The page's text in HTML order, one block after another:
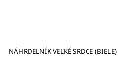
NÁHRDELNÍK VEĽKÉ SRDCE